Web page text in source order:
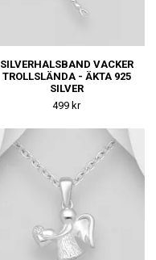
SILVERHALSBAND VACKER
TROLLSLÄNDA - ÄKTA 925
SILVER
499 kr